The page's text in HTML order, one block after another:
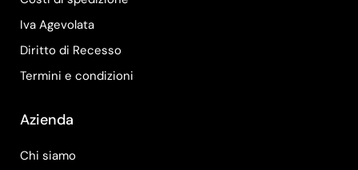
Iva Agevolata
Diritto di Recesso
Termini e condizioni
Azienda
Chi siamo